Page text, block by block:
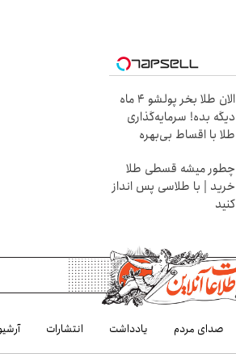
الان طلا بخر پولشو 4 ماه
دیگه بده! سرمایه‌گذاری
طلا با اقساط بی‌بهره
چطور میشه قسطی طلا
خرید | با طلاسی پس انداز
کنید
صدای مردم یادداشت انتشارات